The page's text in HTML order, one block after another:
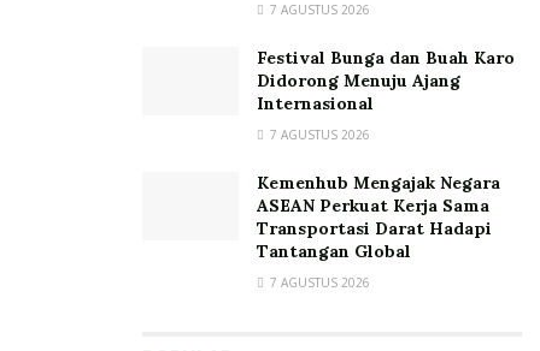
7 AGUSTUS 2026
Festival Bunga dan Buah Karo
Didorong Menuju Ajang
Internasional
7 AGUSTUS 2026
Kemenhub Mengajak Negara
ASEAN Perkuat Kerja Sama
Transportasi Darat Hadapi
Tantangan Global
7 AGUSTUS 2026